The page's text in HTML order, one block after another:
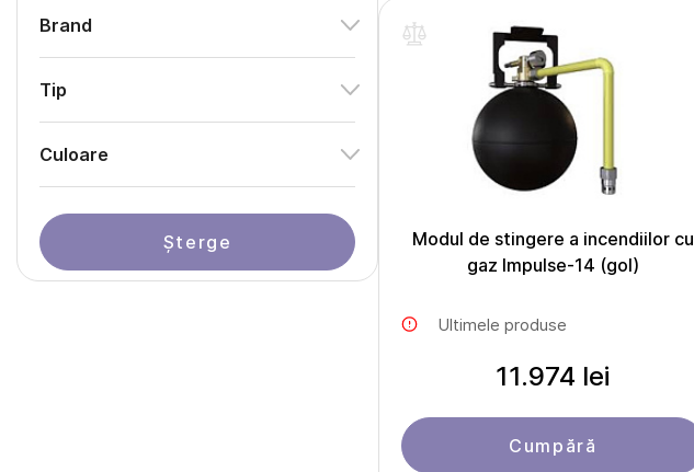
Brand
Tip
Culoare
Șterge
Modul de stingere a incendiilor cu
gaz Impulse-14 (gol)
Ultimele produse
11.974 lei
Cumpără